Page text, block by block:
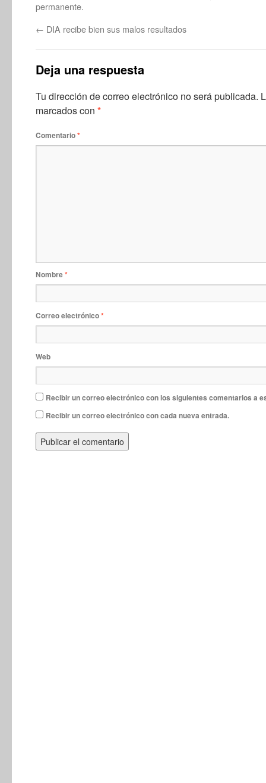
permanente.
← DIA recibe bien sus malos resultados
Deja una respuesta
Tu dirección de correo electrónico no será publicada.
marcados con *
Comentario*
Nombre*
Correo electrónico*
Web
Recibir un correo electrónico con los siguientes comentarios a
Recibir un correo electrónico con cada nueva entrada.